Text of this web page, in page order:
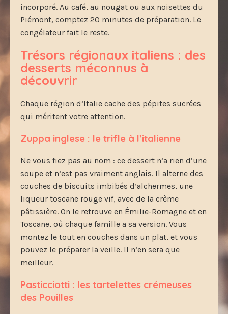
incorporé. Au café, au nougat ou aux noisettes du
Piémont, comptez 20 minutes de préparation. Le
congélateur fait le reste.
Trésors régionaux italiens : des
desserts méconnus à
découvrir
Chaque région d’Italie cache des pépites sucrées
qui méritent votre attention.
Zuppa inglese : le trifle à l’italienne
Ne vous fiez pas au nom : ce dessert n’a rien d’une
soupe et n’est pas vraiment anglais. Il alterne des
couches de biscuits imbibés d’alchermes, une
liqueur toscane rouge vif, avec de la crème
pâtissière. On le retrouve en Émilie-Romagne et en
Toscane, où chaque famille a sa version. Vous
montez le tout en couches dans un plat, et vous
pouvez le préparer la veille. Il n’en sera que
meilleur.
Pasticciotti : les tartelettes crémeuses
des Pouilles